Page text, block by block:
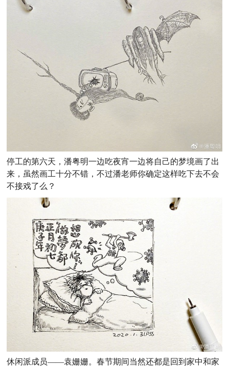
停工的第六天，潘粤明一边吃夜宵一边将自己的梦境画了出
来，虽然画工十分不错，不过潘老师你确定这样吃下去不会
不接戏了么？
休闲派成员——袁姗姗。春节期间当然还都是回到家中和家